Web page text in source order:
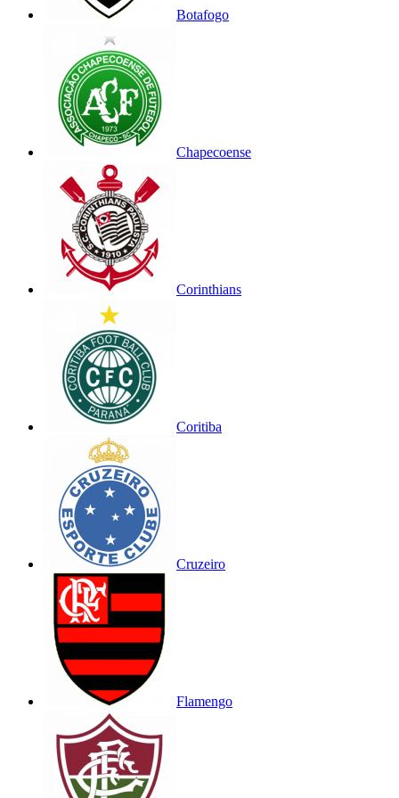
Botafogo
Chapecoense
Corinthians
Coritiba
Cruzeiro
Flamengo